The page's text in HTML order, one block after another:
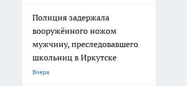
Полиция задержала
вооружённого ножом
мужчину, преследовавшего
школьниц в Иркутске
Вчера